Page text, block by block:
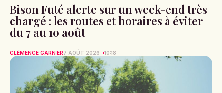
Bison Futé alerte sur un week-end très
chargé : les routes et horaires à éviter
du 7 au 10 août
CLÉMENCE GARNIER7 AOÛT 2026 10:18